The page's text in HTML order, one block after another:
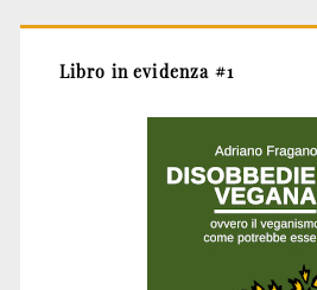
Libro in evidenza #1